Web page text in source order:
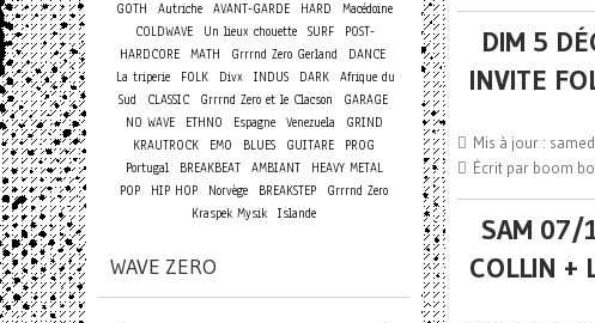
DIM 5
INVITE
Mis à jour :
Écrit par boom
SAM 07/
COLLIN +
GOTH
Autriche AVANT-GARDE HARD
Macédoine
COLDWAVE
Un lieux chouette SURF
POST-
HARDCORE MATH Grrrnd Zero Gerland
DANCE
La triperie
FOLK Divx INDUS DARK
Afrique du
Sud
CLASSIC Grrrnd Zero et le Clacson
GARAGE
NO WAVE
ETHNO Espagne Venezuela
GRIND
KRAUTROCK
EMO BLUES GUITARE
PROG
Portugal
BREAKBEAT AMBIANT
HEAVY METAL
POP
HIP HOP Norvège BREAKSTEP
Grrrnd Zero
Kraspek Mysik Islande
WAVE ZERO